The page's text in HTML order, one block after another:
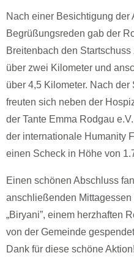
Nach einer Besichtigung der
Begrüßungsreden gab der
Breitenbach den
über zwei Kilometer und
über 4,5 Kilometer. Nach
freuten sich neben der
der Tante Emma Rodgau
der internationale Humanity
einen Scheck in Höhe von
Einen schönen Abschluss
anschließenden
„Biryani”, einem herzhaften
von der Gemeinde
Dank für diese schöne Aktion!